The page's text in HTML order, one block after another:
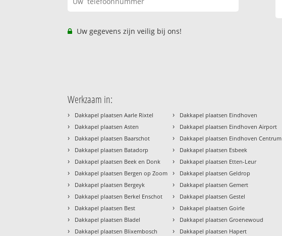
Uw gegevens zijn veilig bij ons!
Werkzaam in:
› Dakkapel plaatsen Aarle Rixtel
› Dakkapel plaatsen Asten
› Dakkapel plaatsen Baarschot
› Dakkapel plaatsen Batadorp
› Dakkapel plaatsen Beek en Donk
› Dakkapel plaatsen Bergen op Zoom
› Dakkapel plaatsen Bergeyk
› Dakkapel plaatsen Berkel Enschot
› Dakkapel plaatsen Best
› Dakkapel plaatsen Bladel
› Dakkapel plaatsen Blixembosch
› Dakkapel plaatsen Eindhoven
› Dakkapel plaatsen Eindhoven Airport
› Dakkapel plaatsen Eindhoven Centrum
› Dakkapel plaatsen Esbeek
› Dakkapel plaatsen Etten-Leur
› Dakkapel plaatsen Geldrop
› Dakkapel plaatsen Gemert
› Dakkapel plaatsen Gestel
› Dakkapel plaatsen Goirle
› Dakkapel plaatsen Groenewoud
› Dakkapel plaatsen Hapert